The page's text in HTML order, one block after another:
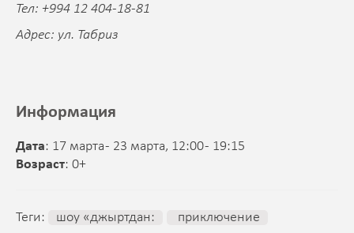
Тел: +994 12 404-18-81
Адрес: ул. Табриз
Информация
Дата: 17 марта - 23 марта, 12:00 - 19:15
Возраст: 0+
Теги: шоу «джыртдан:
приключение